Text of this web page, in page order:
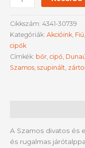
Cikkszám: 4341-30739
Kategóriák: Akcióink, Fiú,
cipők
Címkék: bőr, cipő,
Szamos, szupinált,
A Szamos divatos és
és rugalmas